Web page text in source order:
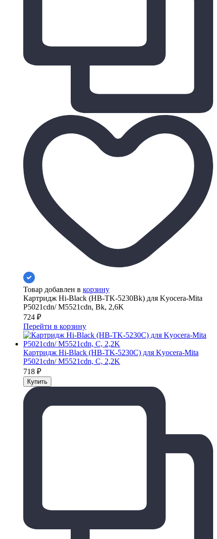
Товар добавлен в корзину
Картридж Hi-Black (HB-TK-5230Bk) для Kyocera-Mita
P5021cdn/ M5521cdn, Bk, 2,6K
724 ₽
Перейти в корзину
Картридж Hi-Black (HB-TK-5230C) для Kyocera-Mita
P5021cdn/ M5521cdn, C, 2,2K
718 ₽